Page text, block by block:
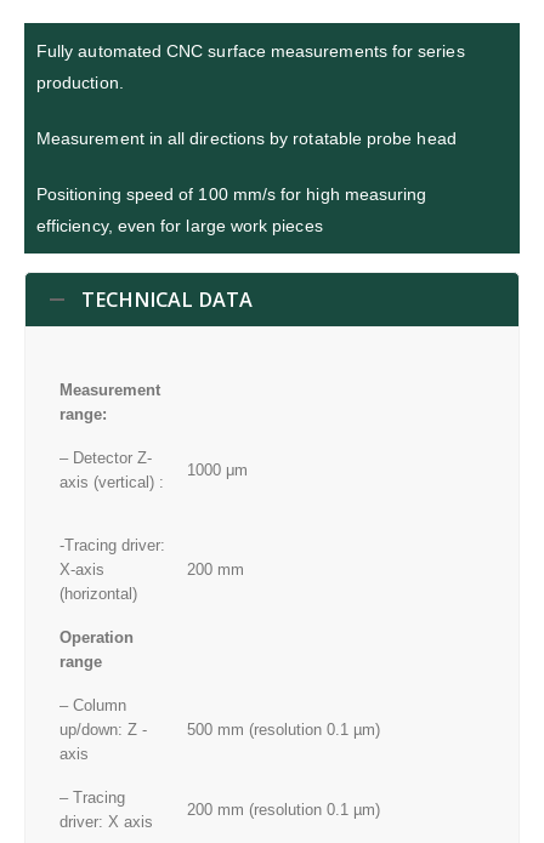
Fully automated CNC surface measurements for series
production.
Measurement in all directions by rotatable probe head
Positioning speed of 100 mm/s for high measuring
efficiency, even for large work pieces
TECHNICAL DATA
Measurement
range:
– Detector Z-
axis (vertical) :
1000 μm
-Tracing driver:
X-axis
(horizontal)
200 mm
Operation
range
– Column
up/down: Z -
axis
500 mm (resolution 0.1 µm)
– Tracing
driver: X axis
200 mm (resolution 0.1 µm)